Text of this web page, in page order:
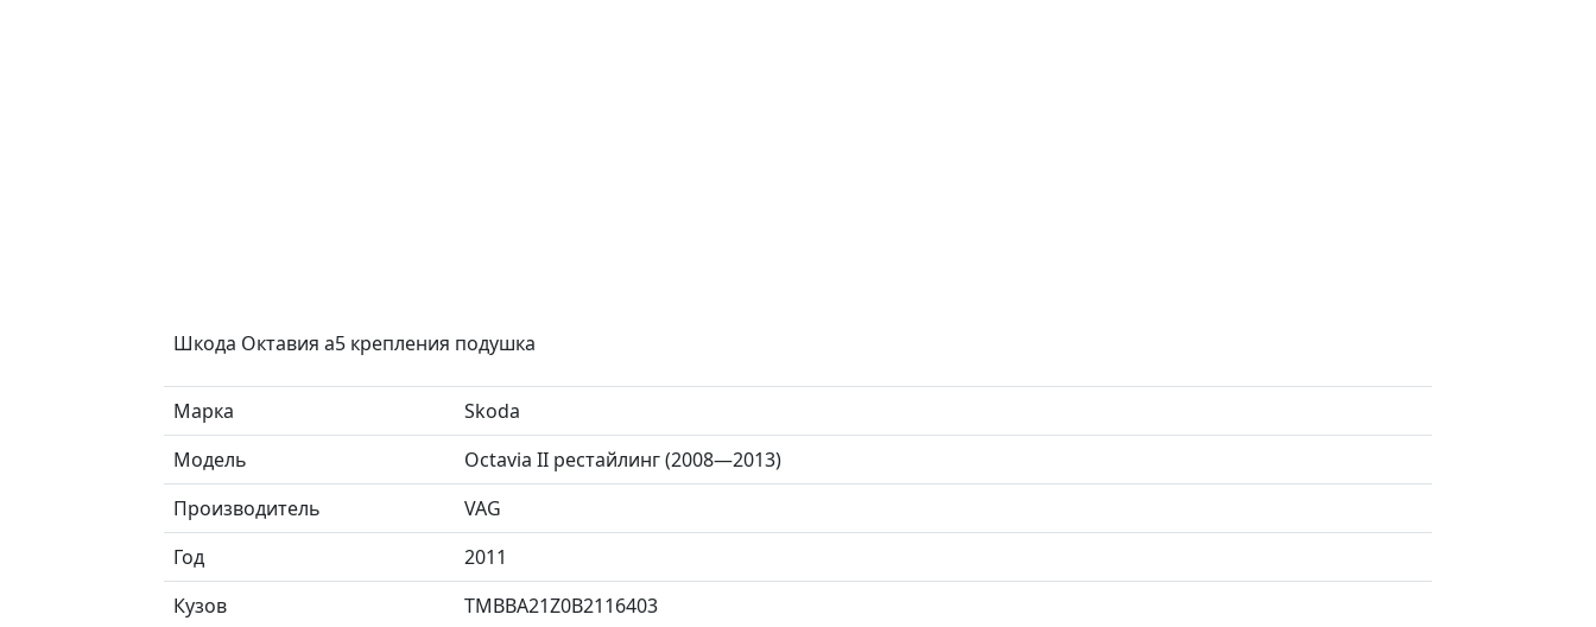
Шкода Октавия а5 крепления подушка
Марка
Skoda
Модель
Octavia II рестайлинг (2008—2013)
Производитель
VAG
Год
2011
Кузов
TMBBA21Z0B2116403